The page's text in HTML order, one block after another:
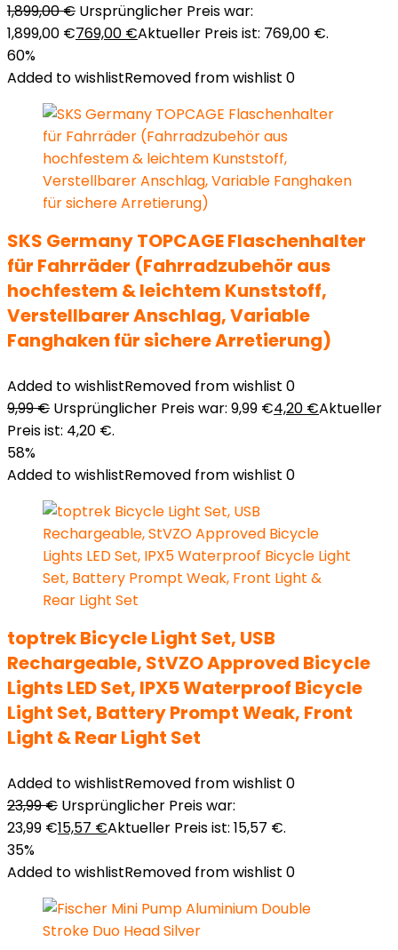
1,899,00€ Ursprünglicher Preis war:
1,899,00 €769,00 €Aktueller Preis ist: 769,00 €.
60%
Added to wishlistRemoved from wishlist 0
SKS Germany TOPCAGE Flaschenhalter
für Fahrräder (Fahrradzubehör aus
hochfestem & leichtem Kunststoff,
Verstellbarer Anschlag, Variable
Fanghaken für sichere Arretierung)
Added to wishlistRemoved from wishlist 0
9,99€ Ursprünglicher Preis war: 9,99 €4,20 €Aktueller
Preis ist: 4,20 €.
58%
Added to wishlistRemoved from wishlist 0
toptrek Bicycle Light Set, USB
Rechargeable, StVZO Approved Bicycle
Lights LED Set, IPX5 Waterproof Bicycle
Light Set, Battery Prompt Weak, Front
Light & Rear Light Set
Added to wishlistRemoved from wishlist 0
23,99€ Ursprünglicher Preis war:
23,99 €15,57 €Aktueller Preis ist: 15,57 €.
35%
Added to wishlistRemoved from wishlist 0